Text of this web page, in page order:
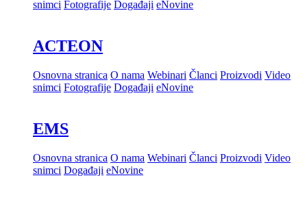
snimci Fotografije Događaji eNovine
ACTEON
Osnovna stranica O nama Webinari Članci Proizvodi Video
snimci Fotografije Događaji eNovine
EMS
Osnovna stranica O nama Webinari Članci Proizvodi Video
snimci Događaji eNovine